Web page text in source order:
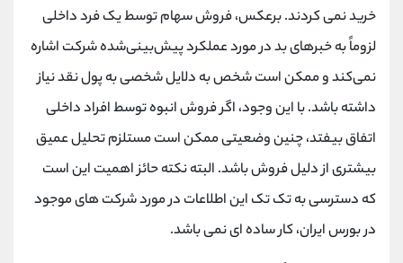
خرید نمی کردند. برعکس، فروش سهام توسط یک فرد داخلی
لزوماً به خبرهای بد در مورد عملکرد پیش‌بینی‌شده شرکت اشاره
نمی‌کند و ممکن است شخص به دلایل شخصی به پول نقد نیاز
داشته باشد. با این وجود، اگر فروش انبوه توسط افراد داخلی
اتفاق بیفتد، چنین وضعیتی ممکن است مستلزم تحلیل عمیق
بیشتری از دلیل فروش باشد. البته نکته حائز اهمیت این است
که دسترسی به تک تک این اطلاعات در مورد شرکت های موجود
در بورس ایران، کار ساده ای نمی باشد.